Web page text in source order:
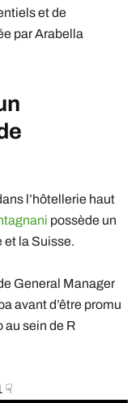
et de
parArabella
l’hôtellerie haut
possède un
et la Suisse.
General Manager
avant d’être promu
au sein de R
☟